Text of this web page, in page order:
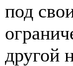
под
другой